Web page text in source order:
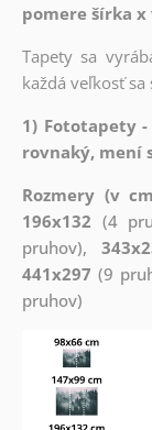
pomere šírka x
Tapety sa
každá veľkosť
1) Fototapety
rovnaký, mení
Rozmery (v
196x132 (4
pruhov),
441x297 (9
pruhov)